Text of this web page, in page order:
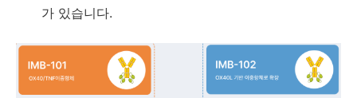
가 있습니다.